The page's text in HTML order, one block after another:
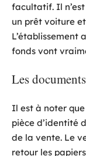
facultatif. Il
un prêt voiture
L’établissement
fonds vont
Les
Il est à noter
pièce d’identité
de la vente. Le
retour les